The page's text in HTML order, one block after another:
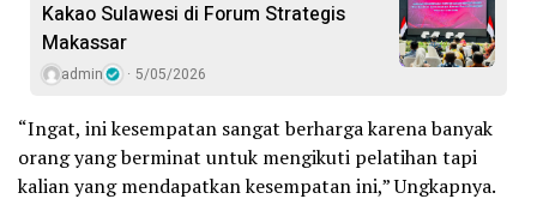
Kakao Sulawesi di Forum Strategis
Makassar
admin 5/05/2026
“Ingat, ini kesempatan sangat berharga karena banyak
orang yang berminat untuk mengikuti pelatihan tapi
kalian yang mendapatkan kesempatan ini,” Ungkapnya.